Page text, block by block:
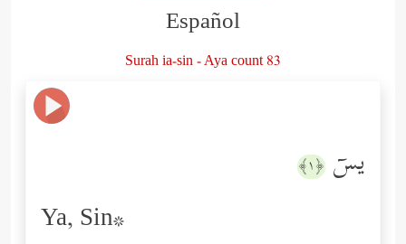
Español
Surah ia-sin - Aya count 83
یسۤ ﴿١﴾
Ya, Sin*